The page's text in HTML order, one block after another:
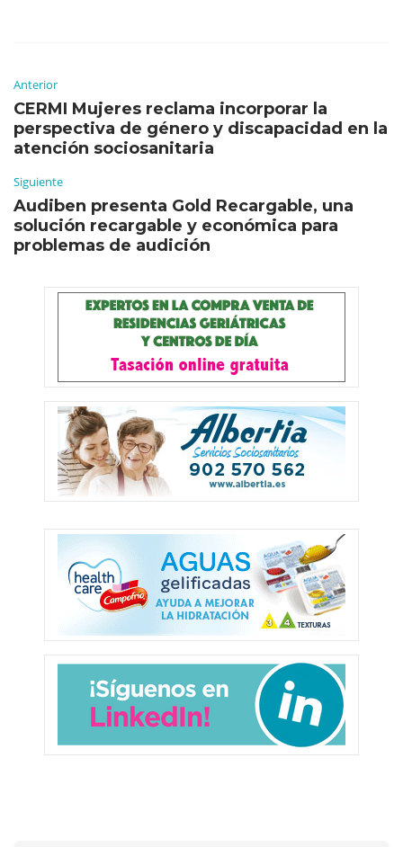
Anterior
CERMI Mujeres reclama incorporar la
perspectiva de género y discapacidad en la
atención sociosanitaria
Siguiente
Audiben presenta Gold Recargable, una
solución recargable y económica para
problemas de audición